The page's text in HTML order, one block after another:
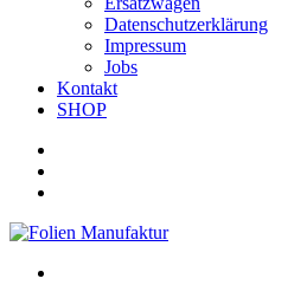
Datenschutzerklärung
Impressum
Jobs
Kontakt
SHOP